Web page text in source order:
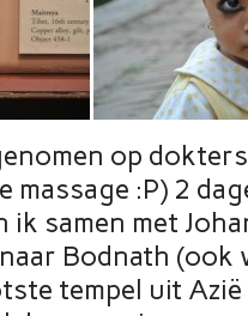
op
massage :P) 2
samen met
Bodnath (ook
tempel uit